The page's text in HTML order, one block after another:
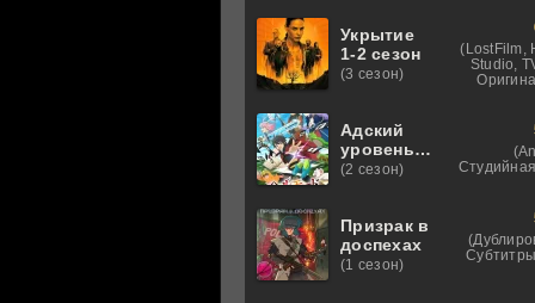
Укрытие
1-2 сезон
(3 сезон)
(LostFilm,
Studio,
Адский
уровень:
Хардкорный
высокой
сложности
в другом
(2 сезон)
Призрак в
доспехах
(1 сезон)